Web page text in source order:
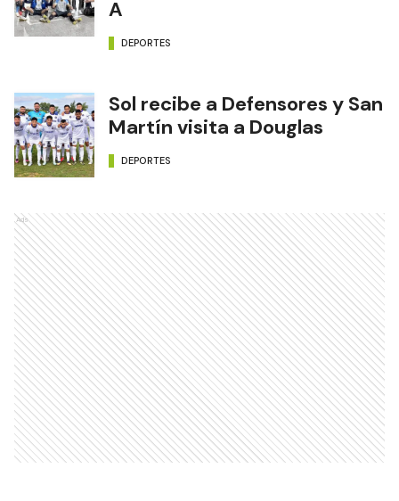
A
DEPORTES
Sol recibe a Defensores y San
Martín visita a Douglas
DEPORTES
Ads